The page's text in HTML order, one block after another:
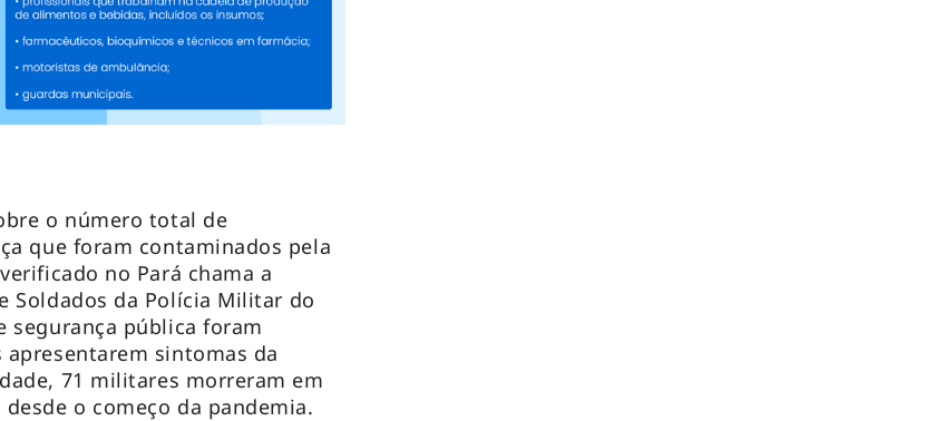
o número total de
que foram contaminados pela
no Pará chama a
Soldados da Polícia Militar do
segurança pública foram
apresentarem sintomas da
71 militares morreram em
o começo da pandemia.